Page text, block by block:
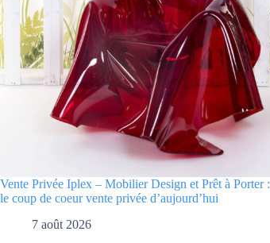
Vente Privée Iplex – Mobilier Design et Prêt à Porter :
le coup de coeur vente privée d’aujourd’hui
7 août 2026